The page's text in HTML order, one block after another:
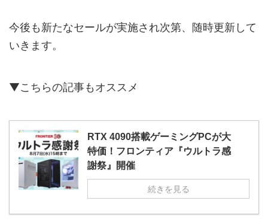
今後も新たなセールが実施され次第、随時更新して
いきます。
▼こちらの記事もオススメ
RTX 4090搭載ゲーミングPCが大
特価！フロンティア『ウルトラ感
謝祭』開催
続きを見る